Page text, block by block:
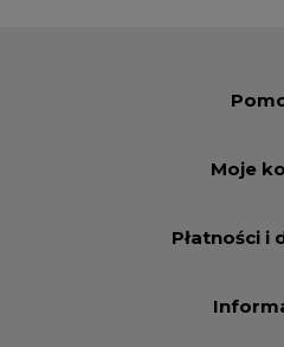
Moje
Płatności i